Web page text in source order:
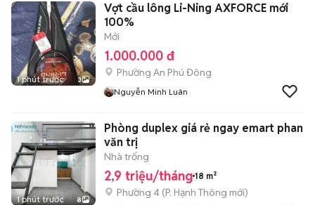
1 phút trước 3
Vợt cầu lông Li-Ning AXFORCE mới
100%
Mới
1.000.000 đ
Phường An Phú Đông
Nguyễn Minh Luân
1 phút trước 8
Phòng duplex giá rẻ ngay emart phan
văn trị
Nhà trống
2,9 triệu/tháng 18 m²
Phường 4 (P. Hạnh Thông mới)